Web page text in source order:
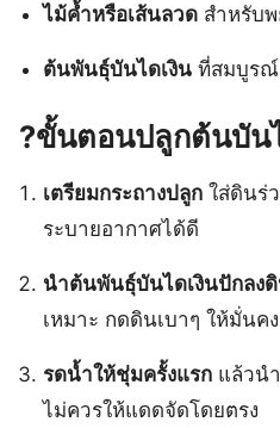
ไม้ค้ำหรือเส้นลวด สำหรับพ
ต้นพันธุ์บันไดเงิน ที่สมบูรณ์
?ขั้นตอนปลูกต้นบัน
เตรียมกระถางปลูก ใส่ดินร่
ระบายอากาศได้ดี
นำต้นพันธุ์บันไดเงินปักลง
เหมาะ กดดินเบาๆ ให้มั่นคง
รดน้ำให้ชุ่มครั้งแรก แล้วน
ไม่ควรให้แดดจัดโดยตรง